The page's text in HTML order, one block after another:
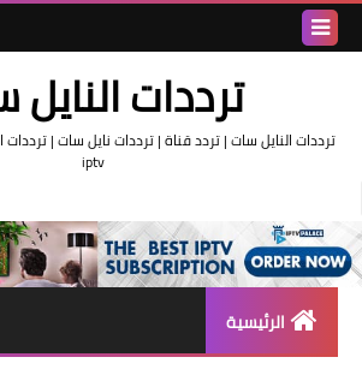
ترددات
iptv
الرئيسية